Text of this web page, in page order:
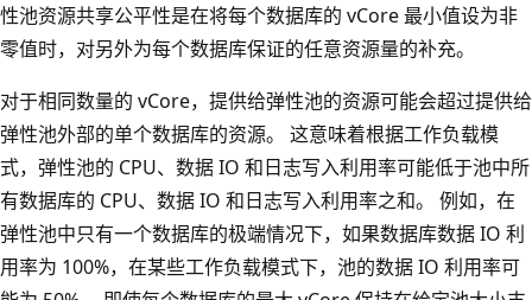
性池资源共享公平性是在将每个数据库的 vCore 最小值设为非
零值时，对另外为每个数据库保证的任意资源量的补充。
对于相同数量的 vCore，提供给弹性池的资源可能会超过提供给
弹性池外部的单个数据库的资源。 这意味着根据工作负载模
式，弹性池的 CPU、数据 IO 和日志写入利用率可能低于池中所
有数据库的 CPU、数据 IO 和日志写入利用率之和。 例如，在
弹性池中只有一个数据库的极端情况下，如果数据库数据 IO 利
用率为 100%，在某些工作负载模式下，池的数据 IO 利用率可